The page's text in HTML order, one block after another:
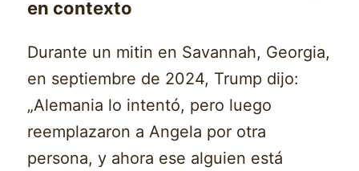
en contexto
Durante un mitin en Savannah, Georgia,
en septiembre de 2024, Trump dijo:
„Alemania lo intentó, pero luego
reemplazaron a Angela por otra
persona, y ahora ese alguien está